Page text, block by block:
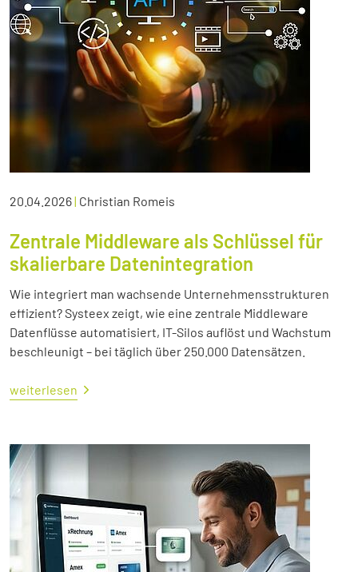
20.04.2026| Christian Romeis
Zentrale Middleware als Schlüssel für
skalierbare Datenintegration
Wie integriert man wachsende Unternehmensstrukturen
effizient? Systeex zeigt, wie eine zentrale Middleware
Datenflüsse automatisiert, IT-Silos auflöst und Wachstum
beschleunigt – bei täglich über 250.000 Datensätzen.
weiterlesen